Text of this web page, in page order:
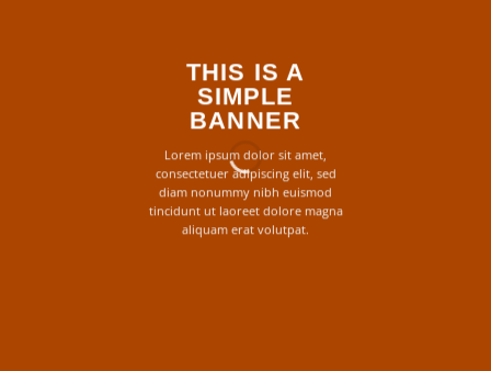
THIS IS A
SIMPLE
BANNER
Lorem ipsum dolor sit amet,
consectetuer adipiscing elit, sed
diam nonummy nibh euismod
tincidunt ut laoreet dolore magna
aliquam erat volutpat.